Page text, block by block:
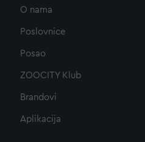
O nama
Poslovnice
Posao
ZOOCITY Klub
Brandovi
Aplikacija